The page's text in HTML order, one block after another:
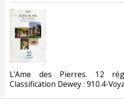
‎L'Ame des Pierres. 12
Classification Dewey : 910.4-